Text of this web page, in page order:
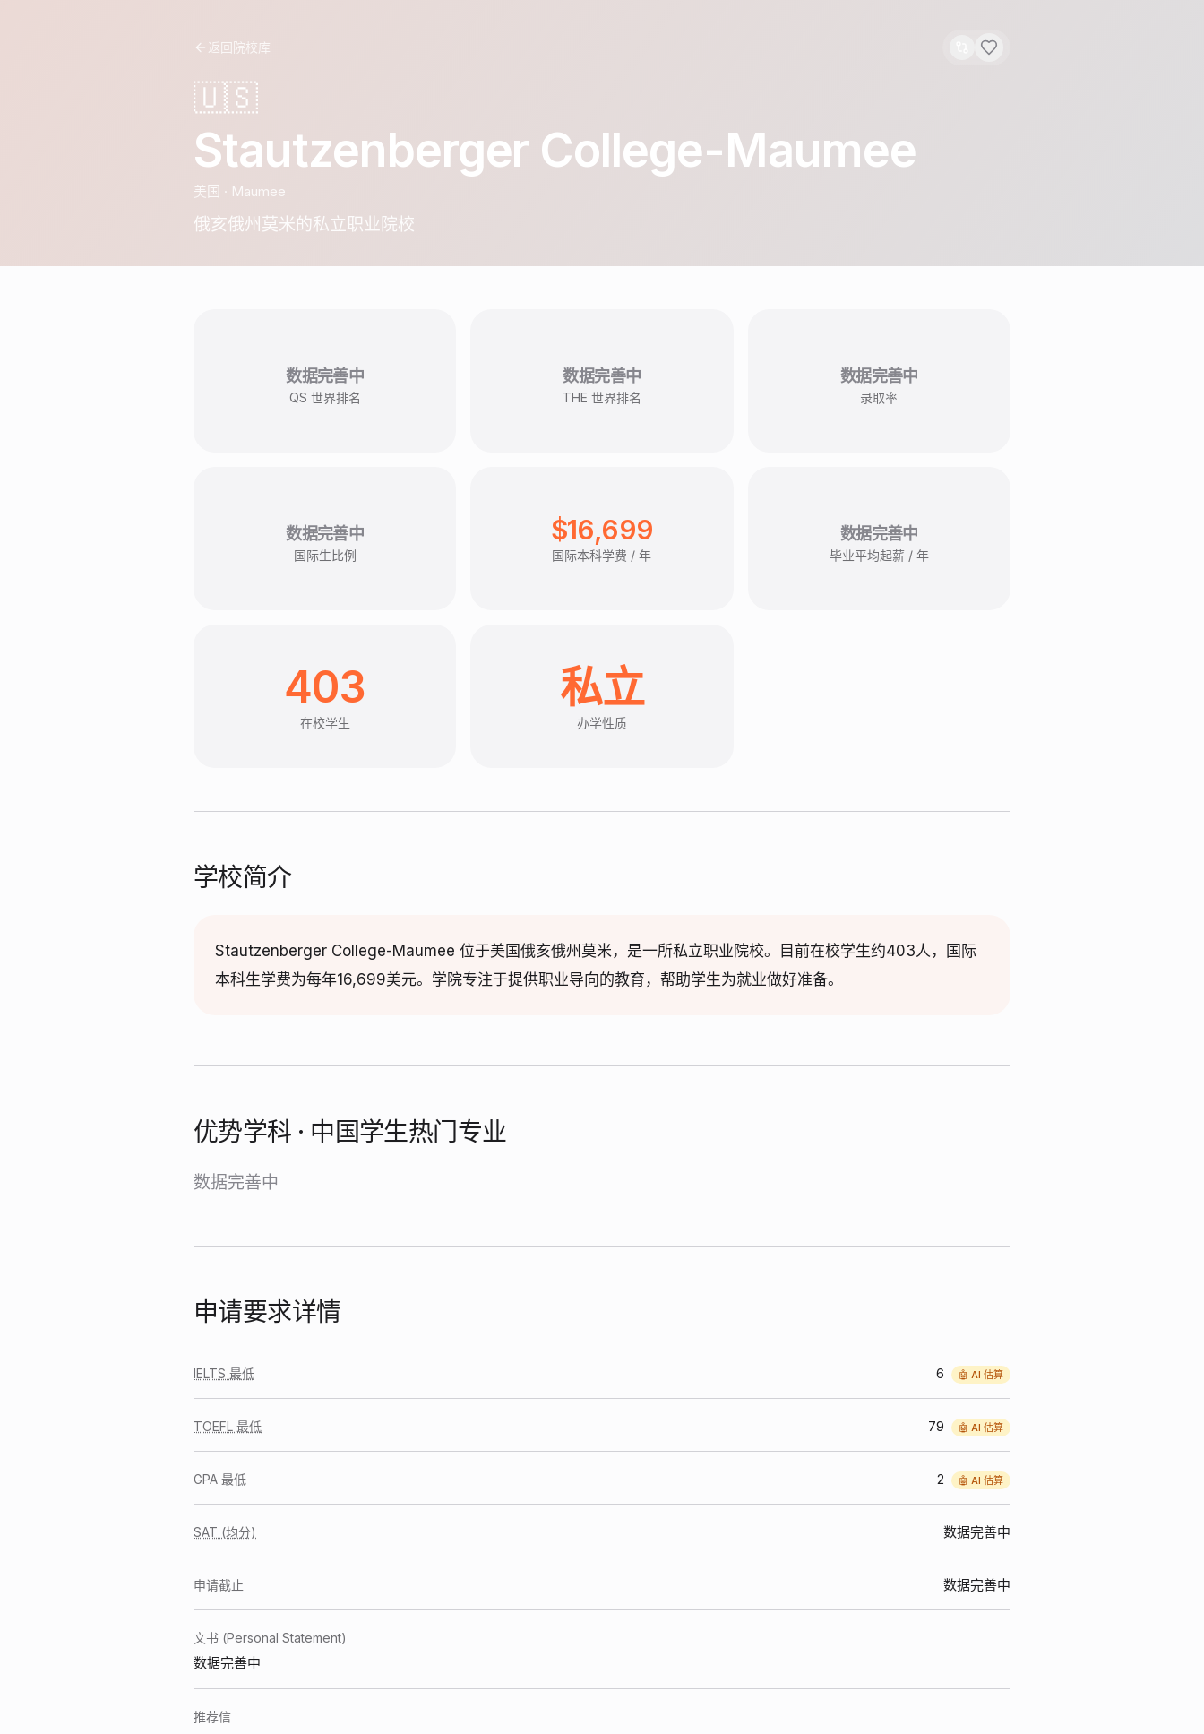
返回院校库
🇺🇸
Stautzenberger College-Maumee
美国 · Maumee
俄亥俄州莫米的私立职业院校
数据完善中
QS 世界排名
数据完善中
THE 世界排名
数据完善中
录取率
数据完善中
国际生比例
$16,699
国际本科学费 / 年
数据完善中
毕业平均起薪 / 年
403
在校学生
私立
办学性质
学校简介
Stautzenberger College-Maumee 位于美国俄亥俄州莫米，是一所私立职业院校。目前在校学生约403人，国际
本科生学费为每年16,699美元。学院专注于提供职业导向的教育，帮助学生为就业做好准备。
优势学科 · 中国学生热门专业
数据完善中
申请要求详情
IELTS 最低 6 🤖 AI 估算
TOEFL 最低 79 🤖 AI 估算
GPA 最低 2 🤖 AI 估算
SAT (均分) 数据完善中
申请截止 数据完善中
文书 (Personal Statement)
数据完善中
推荐信